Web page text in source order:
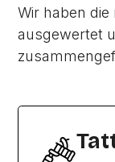
Wir haben
ausgewertet